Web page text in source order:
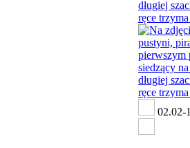
02.02-